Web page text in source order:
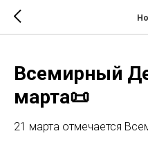
Всемирный
марта📜
21 марта отмечается